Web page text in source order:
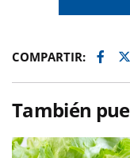
COMPARTIR:
También